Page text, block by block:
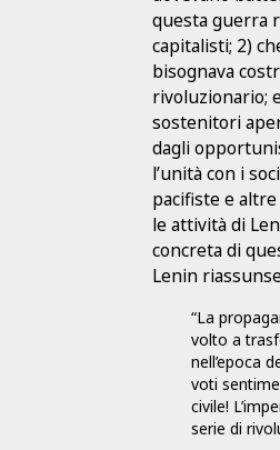
questa guerra
capitalisti; 2)
bisognava
rivoluzionario;
sostenitori
dagli
l’unità con i
pacifiste e
le attività di
concreta di
Lenin
“La
volto a
nell’epoca
voti
civile!
serie di